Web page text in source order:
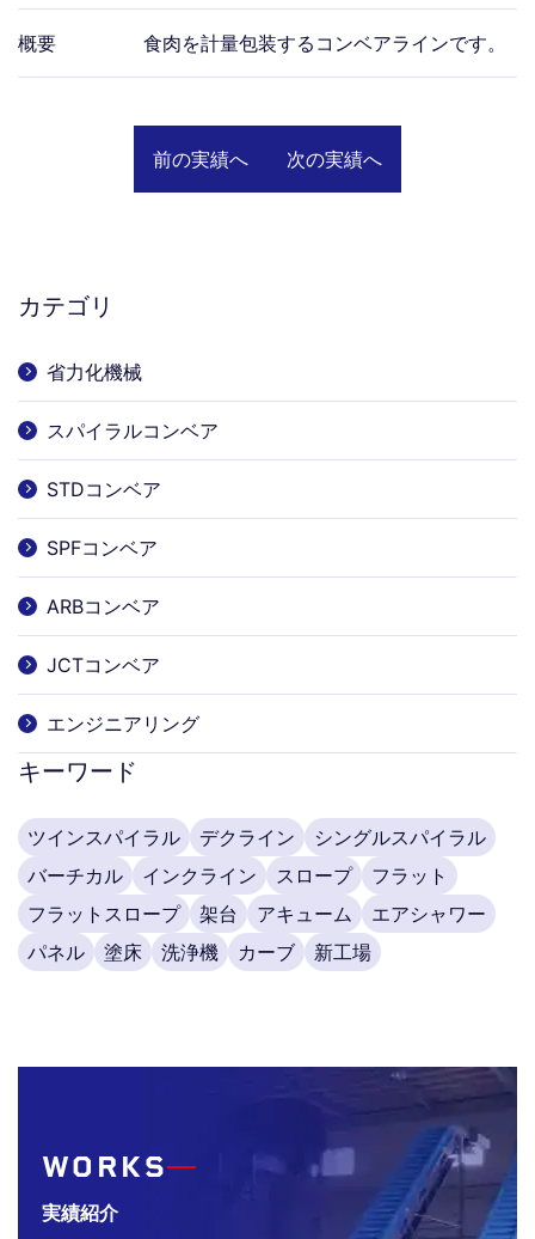
概要 食肉を計量包装するコンベアラインです。
前の実績へ 次の実績へ
カテゴリ
省力化機械
スパイラルコンベア
STDコンベア
SPFコンベア
ARBコンベア
JCTコンベア
エンジニアリング
キーワード
ツインスパイラル デクライン
シングルスパイラル
バーチカル
インクライン スロープ
フラット
フラットスロープ
架台 アキューム
エアシャワー
パネル
塗床 洗浄機 カーブ 新工場
WORKS
実績紹介